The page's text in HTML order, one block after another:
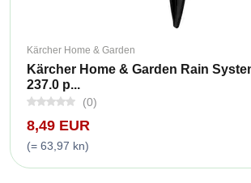
Kärcher Home & Garden
Kärcher Home & Garden Rain
237.0 p...
(0)
8,49 EUR
(= 63,97 kn)